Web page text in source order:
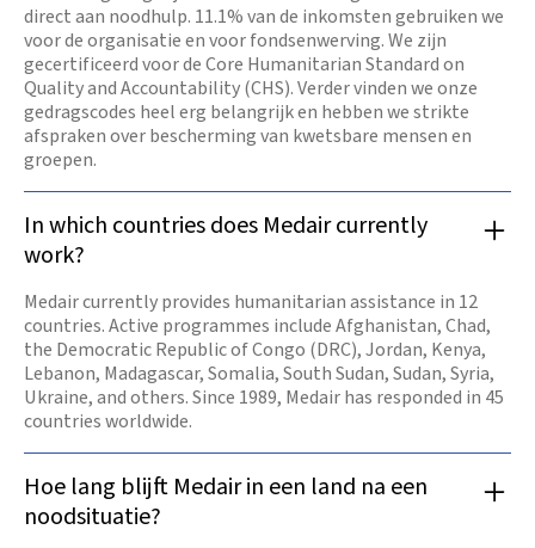
direct aan noodhulp. 11.1% van de inkomsten gebruiken we
voor de organisatie en voor fondsenwerving. We zijn
gecertificeerd voor de Core Humanitarian Standard on
Quality and Accountability (CHS). Verder vinden we onze
gedragscodes heel erg belangrijk en hebben we strikte
afspraken over bescherming van kwetsbare mensen en
groepen.
In which countries does Medair currently
work?
Medair currently provides humanitarian assistance in 12
countries. Active programmes include Afghanistan, Chad,
the Democratic Republic of Congo (DRC), Jordan, Kenya,
Lebanon, Madagascar, Somalia, South Sudan, Sudan, Syria,
Ukraine, and others. Since 1989, Medair has responded in 45
countries worldwide.
Hoe lang blijft Medair in een land na een
noodsituatie?